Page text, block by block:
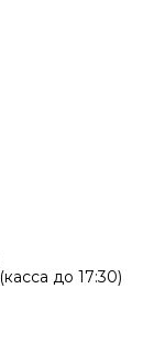
до 17:30)